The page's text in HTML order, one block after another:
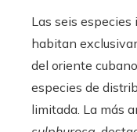
Las seis
habitan
del oriente
especies de
limitada. La más